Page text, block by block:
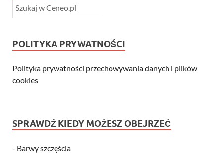
POLITYKA PRYWATNOŚCI
Polityka prywatności przechowywania danych i plików
cookies
SPRAWDŹ KIEDY MOŻESZ OBEJRZEĆ
- Barwy szczęścia